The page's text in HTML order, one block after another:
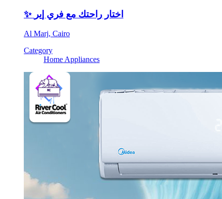
✨ اختار راحتك مع فري إير
Al Marj, Cairo
Category
Home Appliances